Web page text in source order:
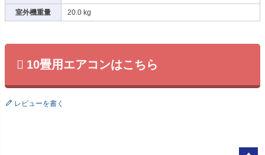
室外機重量 20.0 kg
10畳用エアコンはこちら
レビューを書く